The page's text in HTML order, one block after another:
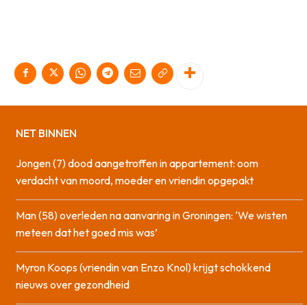
NET BINNEN
Jongen (7) dood aangetroffen in appartement: oom
verdacht van moord, moeder en vriendin opgepakt
Man (58) overleden na aanvaring in Groningen: ‘We wisten
meteen dat het goed mis was’
Myron Koops (vriendin van Enzo Knol) krijgt schokkend
nieuws over gezondheid